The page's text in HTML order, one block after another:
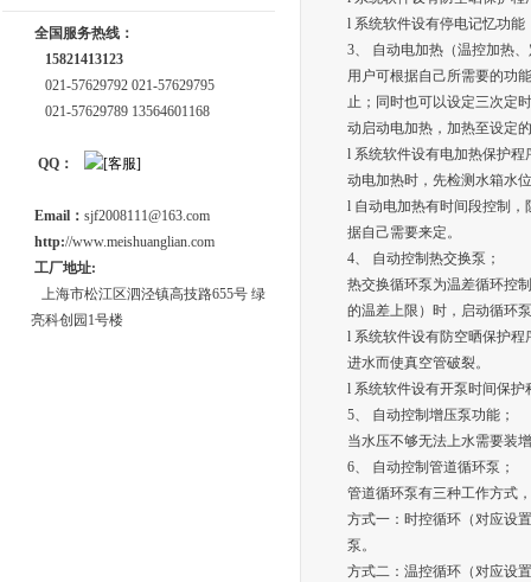
全国服务热线：
15821413123
021-57629792 021-57629795
021-57629789 13564601168
QQ：
Email： sjf2008111@163.com
http://www.meishuanglian.com
工厂地址:
上海市松江区泗泾镇高技路655号 绿
亮科创园1号楼
l 系统软件设有停电记忆功
3、 自动电加热（温控加热
用户可根据自己所需要的功
止；同时也可以设定三次定
动启动电加热，加热至设定
l 系统软件设有电加热保护
动电加热时，先检测水箱水
l 自动电加热有时间段控制
据自己需要来定。
4、 自动控制热交换泵；
热交换循环泵为温差循环控
的温差上限）时，启动循环
l 系统软件设有防空晒保护
进水而使真空管破裂。
l 系统软件设有开泵时间保
5、 自动控制增压泵功能；
当水压不够无法上水需要装
6、 自动控制管道循环泵；
管道循环泵有三种工作方式
方式一：时控循环（对应设
泵。
方式二：温控循环（对应设